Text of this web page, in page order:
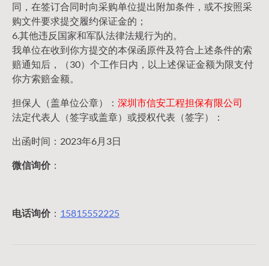
同，在签订合同时向采购单位提出附加条件，或不按照采
购文件要求提交履约保证金的；
6.其他违反国家和军队法律法规行为的。
我单位在收到你方提交的本保函原件及符合上述条件的索
赔通知后，（30）个工作日内，以上述保证金额为限支付
你方索赔金额。
担保人（盖单位公章）： 深圳市信安工程担保有限公司
法定代表人（签字或盖章）或授权代表（签字）：
出函时间：2023年6月3日
微信询价：
电话询价： 15815552225